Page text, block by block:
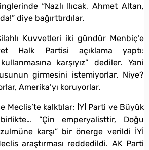
“Nazlı Ilıcak, Ahmet Altan,
diye bağırttırdılar.
Kuvvetleri iki gündür Menbiç’e
Halk Partisi açıklama yaptı:
karşıyız” dediler. Yani
girmesini istemiyorlar. Niye?
Amerika’yı koruyorlar.
Meclis’te kalktılar; İYİ Parti ve Büyük
“Çin emperyalisttir, Doğu
karşı” bir önerge verildi İYİ
araştırması reddedildi. AK Parti